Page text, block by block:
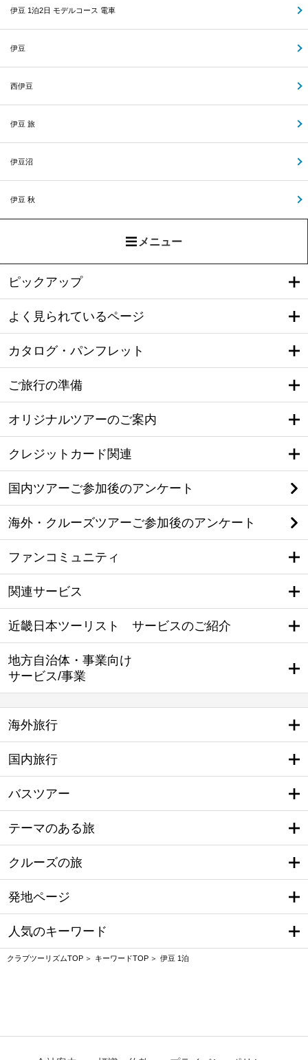
伊豆 1泊2日 モデルコース 電車
伊豆
西伊豆
伊豆 旅
伊豆沼
伊豆 秋
メニュー
ピックアップ
よく見られているページ
カタログ・パンフレット
ご旅行の準備
オリジナルツアーのご案内
クレジットカード関連
国内ツアーご参加後のアンケート
海外・クルーズツアーご参加後のアンケート
ファンコミュニティ
関連サービス
近畿日本ツーリスト サービスのご紹介
地方自治体・事業向け
サービス/事業
海外旅行
国内旅行
バスツアー
テーマのある旅
クルーズの旅
発地ページ
人気のキーワード
クラブツーリズムTOP キーワードTOP 伊豆 1泊